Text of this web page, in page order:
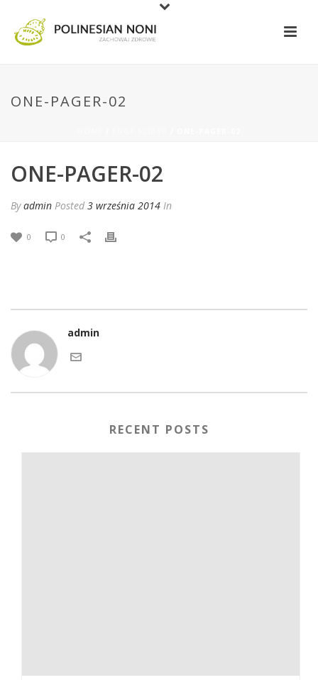
ONE-PAGER-02
ONE-PAGER-02
Byadmin Posted 3 września 2014 In
0 0
admin
RECENT POSTS